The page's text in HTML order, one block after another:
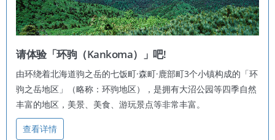
请体验「环驹（Kankoma）」吧!
由环绕着北海道驹之岳的七饭町·森町·鹿部町3个小镇构成的「环
驹之岳地区」（略称：环驹地区），是拥有大沼公园等四季自然
丰富的地区，美景、美食、游玩景点等非常丰富。
查看详情